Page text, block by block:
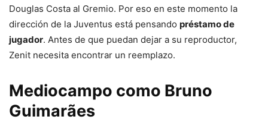
Douglas Costa al Gremio. Por eso en este momento la
dirección de la Juventus está pensando préstamo de
jugador. Antes de que puedan dejar a su reproductor,
Zenit necesita encontrar un reemplazo.
Mediocampo como Bruno
Guimarães